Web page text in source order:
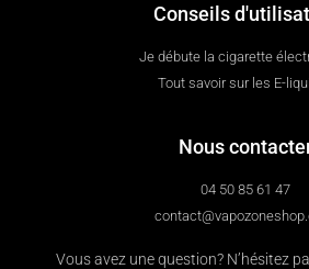
Conseils
Je débute la cigarette
Tout savoir sur les E-
Nous
04 50 85 61 47
Vous avez une question? N’hésitez